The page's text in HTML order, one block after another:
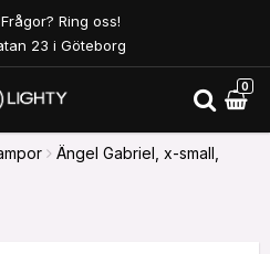
Frågor? Ring oss!
23 i Göteborg
0
Ängel Gabriel, x-small,